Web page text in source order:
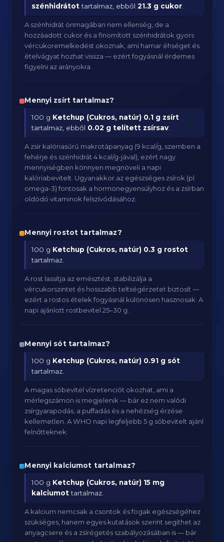
szénhidrátottartalmaz, ebből21.3 g cukor
A szénhidrát önmagában nem ellenség, de a
hozzáadott cukor és a finomított szénhidrátok gyors
vércukoremelkedést okoznak, ami hamar éhséget és
ételvágyat hozhat vissza — ezért fogyásnál érdemes
figyelni az arányokra.
Mennyi zsírt tartalmaz?
100 g Ketchup (Cukros, natúr) 0.1 g zsírt
tartalmaz, ebből 0.02 g telített zsírsav
A zsír kalóriasűrű makrotápanyag (9 kcal/g, szemben a
fehérje és szénhidrát 4 kcal/g-jával), ezért nagy
mennyiségben könnyen megnöveli a napi
kalóriabevitelt. Ugyanakkor az egészséges zsírok (pl.
omega-3) fontosak a hormonegyensúlyhoz és a zsírban
oldódó vitaminok felszívódásához.
Mennyi rostot tartalmaz?
100 g Ketchup (Cukros, natúr) 0.3 g rostot
tartalmaz.
A rost lassítja az emésztést, stabilizálja a
vércukorszintet és hosszabb teltségérzetet biztosít —
ezért a rostos ételek fogyásnál különösen hasznosak. A
napi ajánlott rostbevitel 25–30 g.
Mennyi sót tartalmaz?
100 g Ketchup (Cukros, natúr) 0.91 g sót
tartalmaz.
A magas sóbevitel vízretenciót okozhat, ami a
mérlegszámon is megjelenik — bár ez nem valódi
zsírgyarapodás, a puffadás és a nehézség érzése
kellemetlen. A WHO napi legfeljebb 5 g sóbevitelt ajánl
felnőtteknek.
Mennyi kalciumot tartalmaz?
100 g Ketchup (Cukros, natúr) 15 mg
kalciumottartalmaz.
A kalcium nemcsak a csontok és fogak egészségéhez
szükséges, hanem egyes kutatások szerint segíthet az
anyagcsere és a zsírégetés szabályozásában is — bár